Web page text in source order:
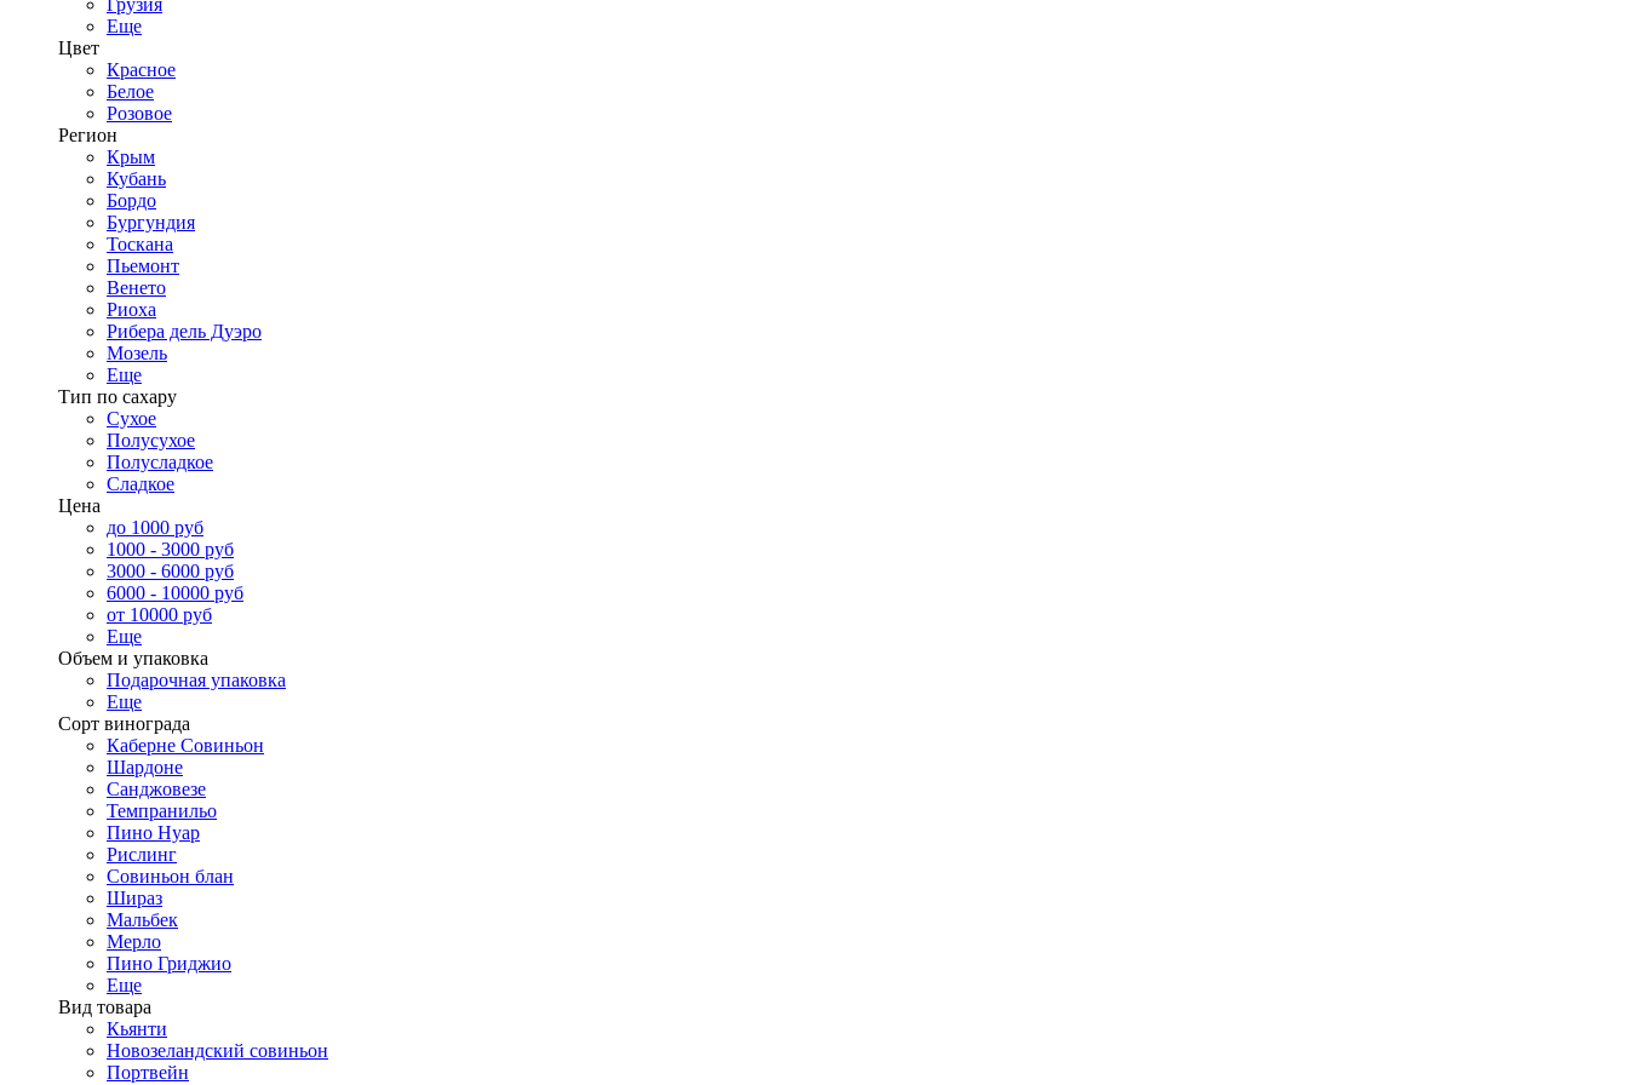
Грузия
Еще
Цвет
Красное
Белое
Розовое
Регион
Крым
Кубань
Бордо
Бургундия
Тоскана
Пьемонт
Венето
Риоха
Рибера дель Дуэро
Мозель
Еще
Тип по сахару
Сухое
Полусухое
Полусладкое
Сладкое
Цена
до 1000 руб
1000 - 3000 руб
3000 - 6000 руб
6000 - 10000 руб
от 10000 руб
Еще
Объем и упаковка
Подарочная упаковка
Еще
Сорт винограда
Каберне Совиньон
Шардоне
Санджовезе
Темпранильо
Пино Нуар
Рислинг
Совиньон блан
Шираз
Мальбек
Мерло
Пино Гриджио
Еще
Вид товара
Кьянти
Новозеландский совиньон
Портвейн